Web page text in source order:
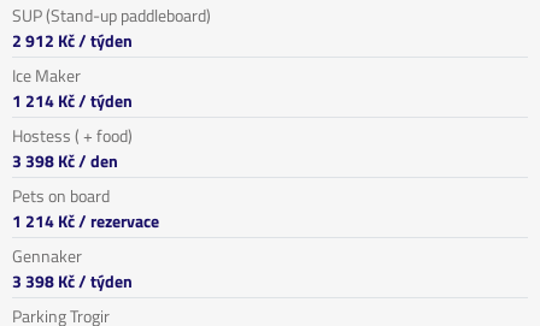
SUP (Stand-up paddleboard)
2 912 Kč/ týden
Ice Maker
1 214 Kč/ týden
Hostess ( + food)
3 398 Kč/ den
Pets on board
1 214 Kč/ rezervace
Gennaker
3 398 Kč/ týden
Parking Trogir